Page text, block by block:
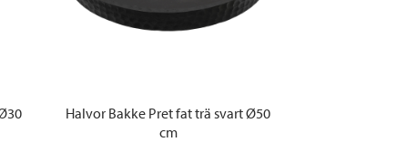
Halvor Bakke Pret fat trä svart Ø50
cm